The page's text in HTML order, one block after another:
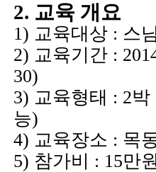
2. 교육 개요
1) 교육대상 : 스
2) 교육기간 :
30)
3) 교육형태 : 2
능)
4) 교육장소 : 목
5) 참가비 : 15만